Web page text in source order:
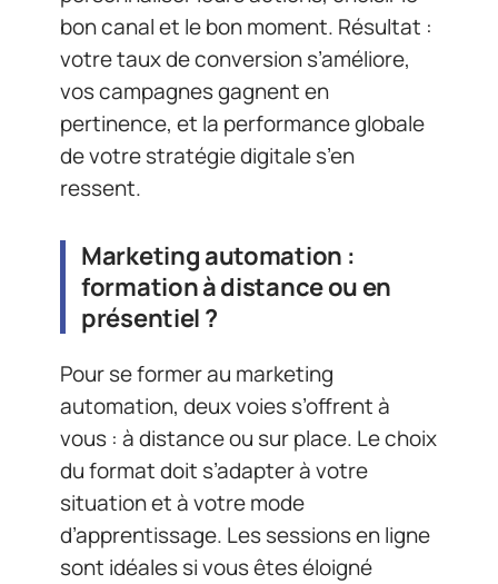
bon canal et le bon moment. Résultat :
votre taux de conversion s’améliore,
vos campagnes gagnent en
pertinence, et la performance globale
de votre stratégie digitale s’en
ressent.
Marketing automation :
formation à distance ou en
présentiel ?
Pour se former au marketing
automation, deux voies s’offrent à
vous : à distance ou sur place. Le choix
du format doit s’adapter à votre
situation et à votre mode
d’apprentissage. Les sessions en ligne
sont idéales si vous êtes éloigné